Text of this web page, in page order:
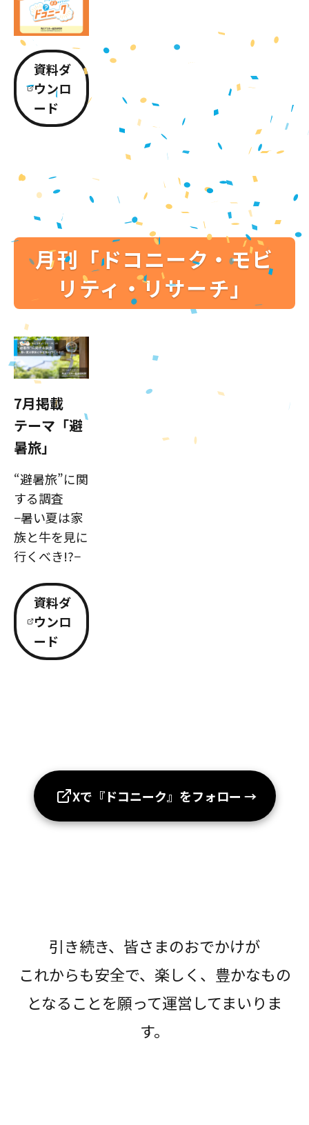
資料ダ
ウンロ
ード
月刊「ドコニーク・モビ
リティ・リサーチ」
7月掲載
テーマ「避
暑旅」
“避暑旅”に関
する調査
−暑い夏は家
族と牛を見に
行くべき!?−
資料ダ
ウンロ
ード
Xで『ドコニーク』をフォロー →
引き続き、皆さまのおでかけが
これからも安全で、楽しく、豊かなもの
となることを願って運営してまいりま
す。